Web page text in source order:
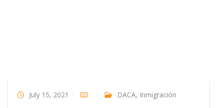
July 15, 2021 DACA, Inmigración